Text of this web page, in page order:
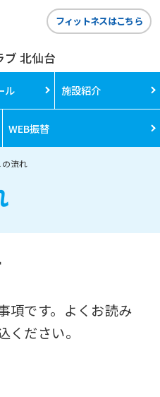
ブ 北仙台
フィットネスはこちら
ル 施設紹介
WEB振替
流れ
項です。よくお読み
ください。